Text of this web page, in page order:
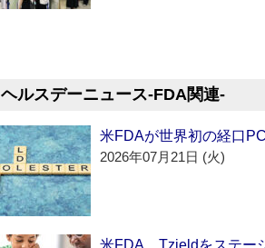
ヘルスデーニュース‐FDA関連‐
米FDAが世界初の経口
2026年07月21日 (火)
米FDA、Tzieldをステー